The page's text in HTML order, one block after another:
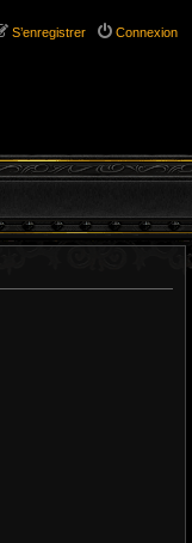
Connexion
S’enregistrer